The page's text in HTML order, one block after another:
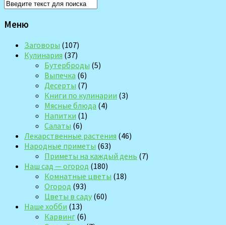
Меню
Заговоры (107)
Кулинария (37)
Бутерброды (5)
Выпечка (6)
Десерты (7)
Книги по кулинарии (3)
Мясные блюда (4)
Напитки (1)
Салаты (6)
Лекарственные растения (46)
Народные приметы (63)
Приметы на каждый день (7)
Наш сад — огород (180)
Комнатные цветы (18)
Огород (93)
Цветы в саду (60)
Наше хобби (13)
Карвинг (6)